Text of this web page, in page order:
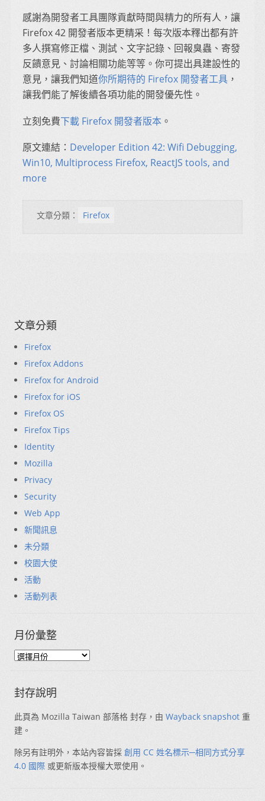
感謝為開發者工具團隊貢獻時間與精力的所有人，讓
Firefox 42 開發者版本更精采！每次版本釋出都有許
多人撰寫修正檔、測試、文字記錄、回報臭蟲、寄發
反饋意見、討論相關功能等等。你可提出具建設性的
意見，讓我們知道你所期待的 Firefox 開發者工具 ，
讓我們能了解後續各項功能的開發優先性。
立刻免費下載 Firefox 開發者版本 。
原文連結： Developer Edition 42: Wifi Debugging,
Win10, Multiprocess Firefox, ReactJS tools, and
more
文章分類： Firefox
文章分類
Firefox
Firefox Addons
Firefox for Android
Firefox for iOS
Firefox OS
Firefox Tips
Identity
Mozilla
Privacy
Security
Web App
新聞訊息
未分類
校園大使
活動
活動列表
月份彙整
封存說明
此頁為 Mozilla Taiwan 部落格 封存，由 Wayback snapshot 重
建。
除另有註明外，本站內容皆採 創用 CC 姓名標示─相同方式分享
4.0 國際 或更新版本授權大眾使用。